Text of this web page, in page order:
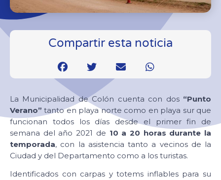
Compartir esta noticia
La Municipalidad de Colón cuenta con dos “Punto
Verano” tanto en playa norte como en playa sur que
funcionan todos los días desde el primer fin de
semana del año 2021 de 10 a 20 horas durante la
temporada, con la asistencia tanto a vecinos de la
Ciudad y del Departamento como a los turistas.
Identificados con carpas y totems inflables para su